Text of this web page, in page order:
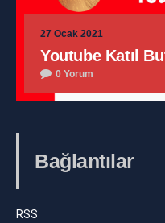
27 Ocak 2021
Youtube Katıl
0 Yorum
Bağlantılar
RSS